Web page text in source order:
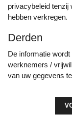
privacybeleid tenzij
hebben verkregen.
Derden
De informatie wordt niet met derden gedeeld. Onze
werknemers /
van uw gegevens